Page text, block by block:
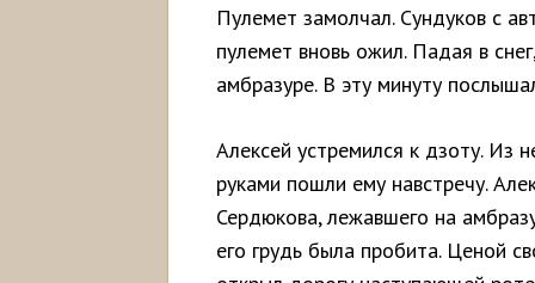
Пулемет замолчал. Сундуков с
пулемет вновь ожил. Падая в
амбразуре. В эту минуту
Алексей устремился к дзоту. Из
руками пошли ему навстречу.
Сердюкова, лежавшего на
его грудь была пробита. Ценой